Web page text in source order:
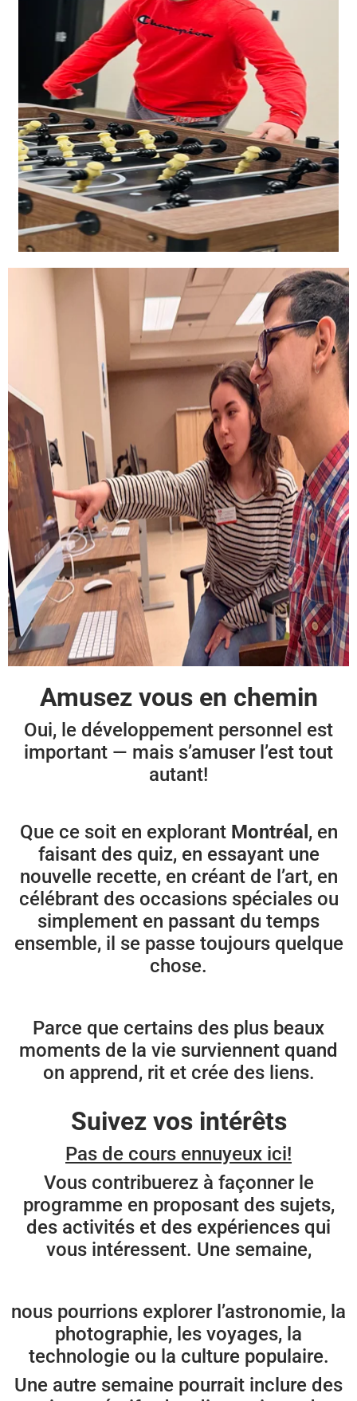
Amusez vous en chemin
Oui, le développement personnel est
important — mais s’amuser l’est tout
autant!
Que ce soit en explorant Montréal , en
faisant des quiz, en essayant une
nouvelle recette, en créant de l’art, en
célébrant des occasions spéciales ou
simplement en passant du temps
ensemble, il se passe toujours quelque
chose.
Parce que certains des plus beaux
moments de la vie surviennent quand
on apprend, rit et crée des liens.
Suivez vos intérêts
Pas de cours ennuyeux ici!
Vous contribuerez à façonner le
programme en proposant des sujets,
des activités et des expériences qui
vous intéressent. Une semaine,
nous pourrions explorer l’astronomie, la
photographie, les voyages, la
technologie ou la culture populaire.
Une autre semaine pourrait inclure des